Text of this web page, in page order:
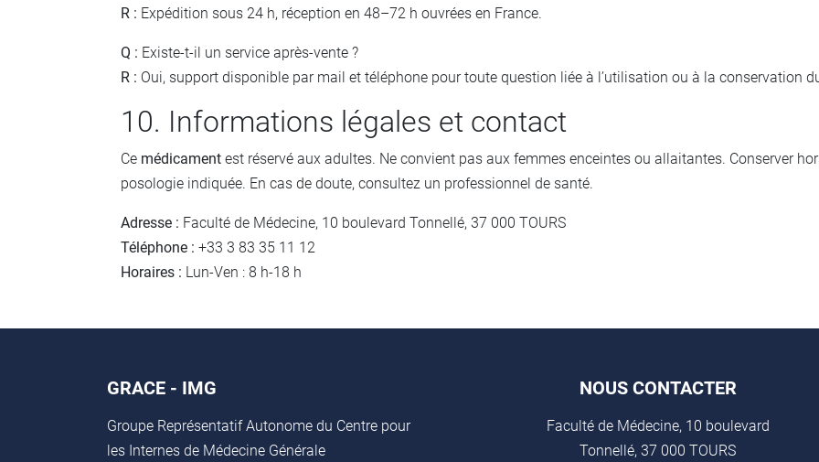
R : Expédition sous 24 h, réception en 48–72 h ouvrées en France.
Q : Existe-t-il un service après-vente ?
R : Oui, support disponible par mail et téléphone pour toute question liée à l’utilisation ou à la conservation
10. Informations légales et contact
Ce médicament est réservé aux adultes. Ne convient pas aux femmes enceintes ou allaitantes. Conserver
posologie indiquée. En cas de doute, consultez un professionnel de santé.
Adresse : Faculté de Médecine, 10 boulevard Tonnellé, 37 000 TOURS
Téléphone : +33 3 83 35 11 12
Horaires : Lun-Ven : 8 h-18 h
GRACE - IMG
Groupe Représentatif Autonome du Centre pour
les Internes de Médecine Générale
NOUS CONTACTER
Faculté de Médecine, 10 boulevard
Tonnellé, 37 000 TOURS